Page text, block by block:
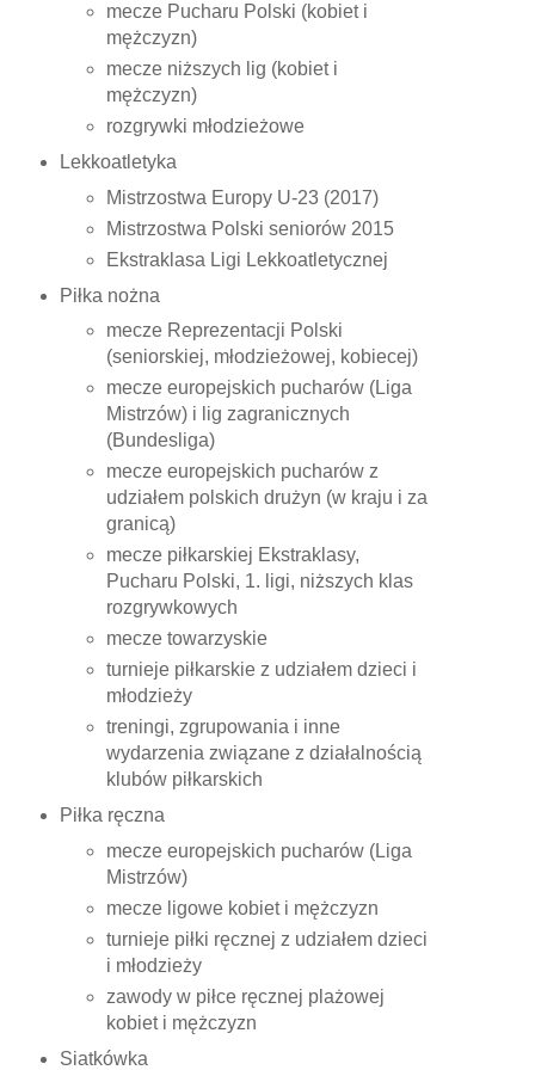
mecze Pucharu Polski (kobiet i
mężczyzn)
mecze niższych lig (kobiet i
mężczyzn)
rozgrywki młodzieżowe
Lekkoatletyka
Mistrzostwa Europy U-23 (2017)
Mistrzostwa Polski seniorów 2015
Ekstraklasa Ligi Lekkoatletycznej
Piłka nożna
mecze Reprezentacji Polski
(seniorskiej, młodzieżowej, kobiecej)
mecze europejskich pucharów (Liga
Mistrzów) i lig zagranicznych
(Bundesliga)
mecze europejskich pucharów z
udziałem polskich drużyn (w kraju i za
granicą)
mecze piłkarskiej Ekstraklasy,
Pucharu Polski, 1. ligi, niższych klas
rozgrywkowych
mecze towarzyskie
turnieje piłkarskie z udziałem dzieci i
młodzieży
treningi, zgrupowania i inne
wydarzenia związane z działalnością
klubów piłkarskich
Piłka ręczna
mecze europejskich pucharów (Liga
Mistrzów)
mecze ligowe kobiet i mężczyzn
turnieje piłki ręcznej z udziałem dzieci
i młodzieży
zawody w piłce ręcznej plażowej
kobiet i mężczyzn
Siatkówka